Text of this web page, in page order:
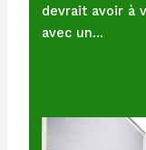
devrait avoir à
avec un…